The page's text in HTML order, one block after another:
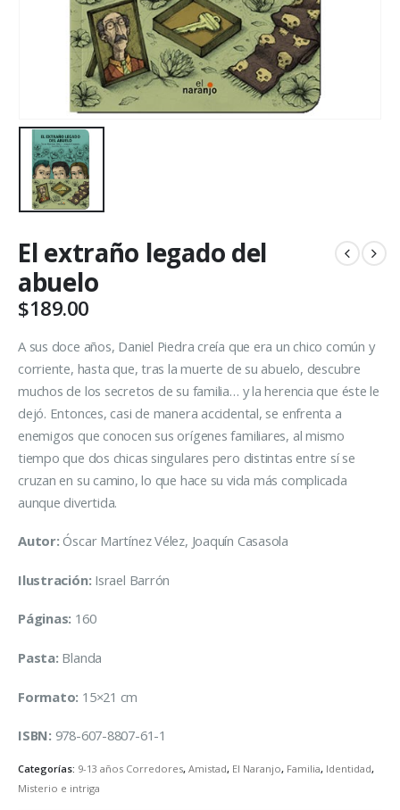
El extraño legado del
abuelo
$189.00
A sus doce años, Daniel Piedra creía que era un chico común y
corriente, hasta que, tras la muerte de su abuelo, descubre
muchos de los secretos de su familia… y la herencia que éste le
dejó. Entonces, casi de manera accidental, se enfrenta a
enemigos que conocen sus orígenes familiares, al mismo
tiempo que dos chicas singulares pero distintas entre sí se
cruzan en su camino, lo que hace su vida más complicada
aunque divertida.
Autor: Óscar Martínez Vélez, Joaquín Casasola
Ilustración: Israel Barrón
Páginas: 160
Pasta: Blanda
Formato: 15×21 cm
ISBN: 978-607-8807-61-1
Categorías: 9-13 años Corredores, Amistad, El Naranjo, Familia, Identidad,
Misterio e intriga